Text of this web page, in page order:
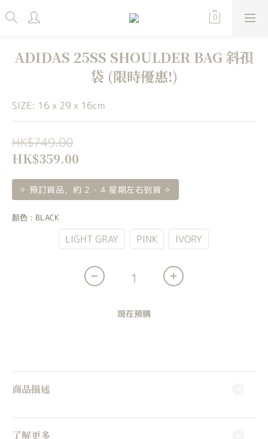
ADIDAS 25SS SHOULDER BAG 斜孭
袋 (限時優惠!)
SIZE: 16 x 29 x 16cm
HK$749.00
HK$359.00
✧ 預訂貨品，約 2 - 4 星期左右到貨 ✧
顏色 : BLACK
LIGHT GRAY PINK IVORY
現在預購
商品描述
了解更多